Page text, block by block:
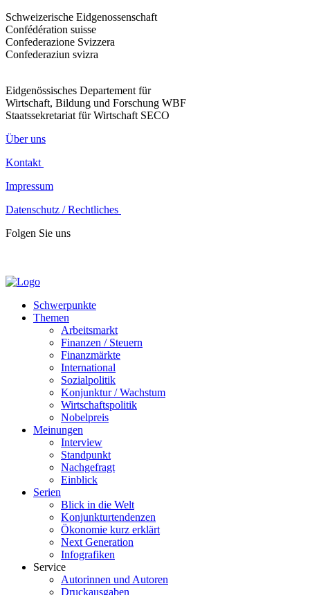
Schweizerische Eidgenossenschaft
Confédération suisse
Confederazione Svizzera
Confederaziun svizra
Eidgenössisches Departement für
Wirtschaft, Bildung und Forschung WBF
Staatssekretariat für Wirtschaft SECO
Über uns
Kontakt
Impressum
Datenschutz / Rechtliches
Folgen Sie uns
Schwerpunkte
Themen
Arbeitsmarkt
Finanzen / Steuern
Finanzmärkte
International
Sozialpolitik
Konjunktur / Wachstum
Wirtschaftspolitik
Nobelpreis
Meinungen
Interview
Standpunkt
Nachgefragt
Einblick
Serien
Blick in die Welt
Konjunkturtendenzen
Ökonomie kurz erklärt
Next Generation
Infografiken
Service
Autorinnen und Autoren
Druckausgaben